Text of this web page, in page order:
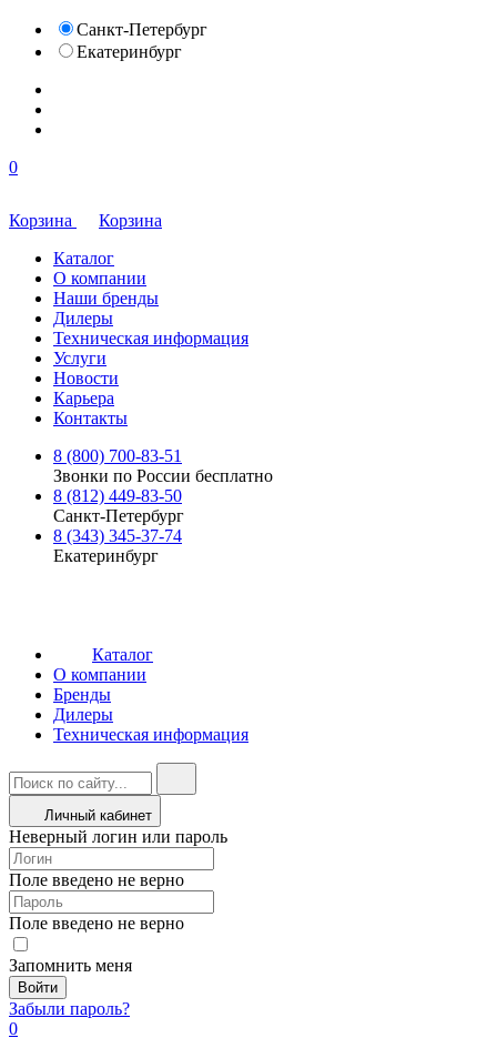
Санкт-Петербург
Екатеринбург
0
Корзина
Корзина
Каталог
О компании
Наши бренды
Дилеры
Техническая информация
Услуги
Новости
Карьера
Контакты
8 (800) 700-83-51
Звонки по России бесплатно
8 (812) 449-83-50
Санкт-Петербург
8 (343) 345-37-74
Екатеринбург
Каталог
О компании
Бренды
Дилеры
Техническая информация
Личный кабинет
Неверный логин или пароль
Поле введено не верно
Поле введено не верно
Запомнить меня
Войти
Забыли пароль?
0